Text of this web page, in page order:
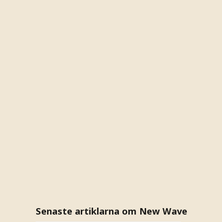
Senaste artiklarna om New Wave